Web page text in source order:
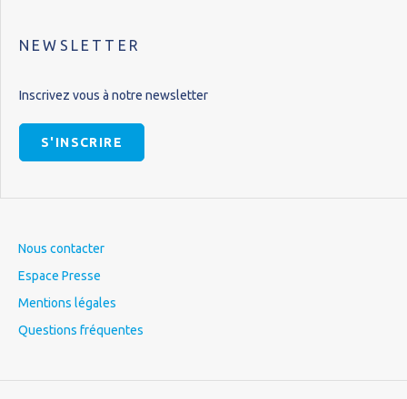
NEWSLETTER
Inscrivez vous à notre newsletter
S'INSCRIRE
Nous contacter
Espace Presse
Mentions légales
Questions fréquentes